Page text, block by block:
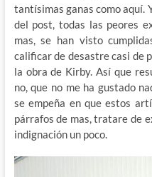
tantísimas ganas como aquí.
del post, todas las peores
mas, se han visto
calificar de desastre casi de
la obra de Kirby. Así que
no, que no me ha gustado
se empeña en que estos
párrafos de mas, tratare de
indignación un poco.